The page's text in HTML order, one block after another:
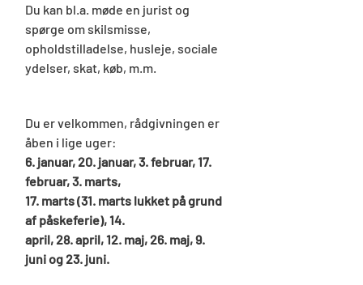
Du kan bl.a. møde en jurist og
spørge om skilsmisse,
opholdstilladelse, husleje, sociale
ydelser, skat, køb, m.m.
Du er velkommen, rådgivningen er
åben i lige uger:
6. januar, 20. januar, 3. februar, 17.
februar, 3. marts,
17. marts (31. marts lukket på grund
af påskeferie), 14.
april, 28. april, 12. maj, 26. maj, 9.
juni og 23. juni.